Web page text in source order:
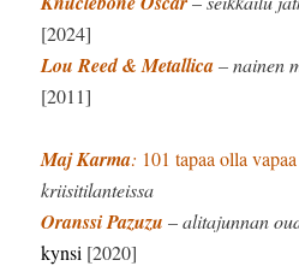
[2024]
Lou Reed & Metallica– nainen
[2011]
Maj Karma: 101 tapaa olla vapaa
kriisitilanteissa
Oranssi Pazuzu – alitajunnan
kynsi [2020]